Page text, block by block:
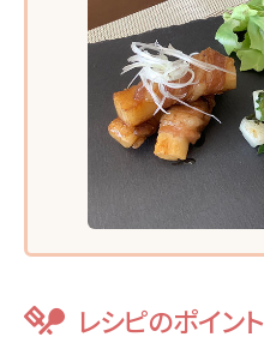
レシピのポイント